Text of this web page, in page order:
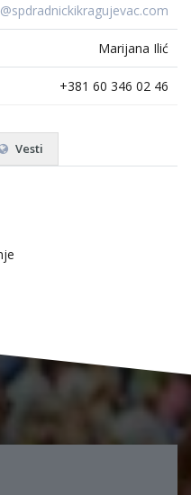
Marijana Ilić
+381 60 346 02 46
Vesti